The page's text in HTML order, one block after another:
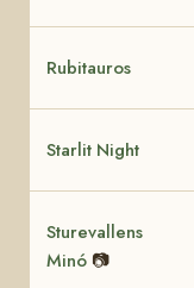
Rubitauros
Starlit Night
Sturevallens
Minó 📷